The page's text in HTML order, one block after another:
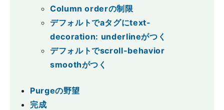
Column orderの制限
デフォルトでaタグにtext-
decoration: underlineがつく
デフォルトでscroll-behavior
smoothがつく
Purgeの野望
完成